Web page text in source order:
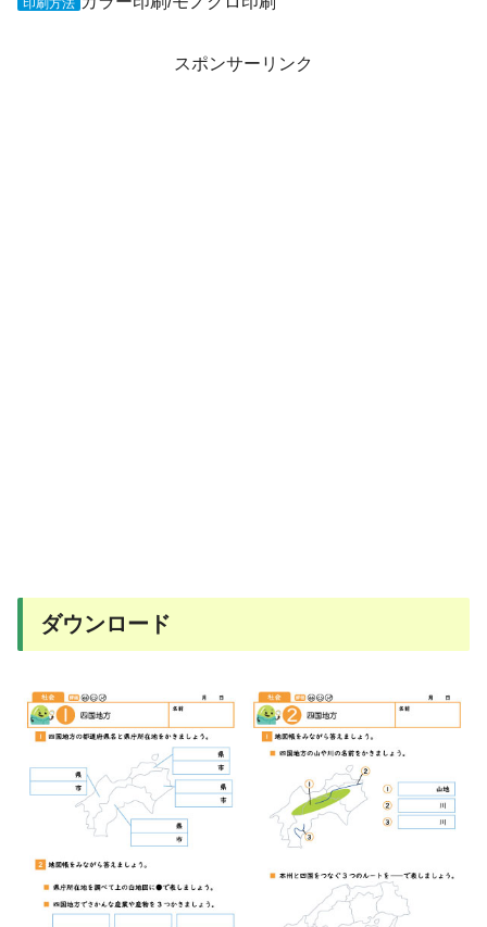
印刷方法
スポンサーリンク
ダウンロード